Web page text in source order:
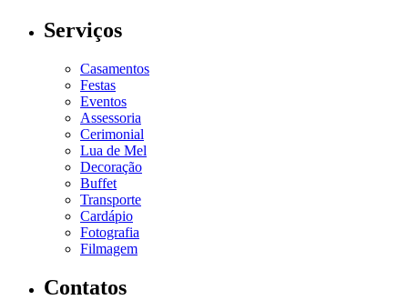
Serviços
Casamentos
Festas
Eventos
Assessoria
Cerimonial
Lua de Mel
Decoração
Buffet
Transporte
Cardápio
Fotografia
Filmagem
Contatos